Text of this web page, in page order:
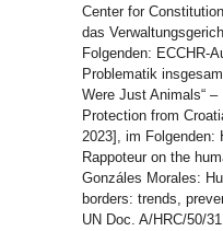
Center for
das
Folgenden: ECCHR-
Problematik
Were Just Animals“
Protection from
2023], im Folgenden:
Rappoteur on the
Gonzáles Morales:
borders: trends,
UN Doc. A/HRC/50/